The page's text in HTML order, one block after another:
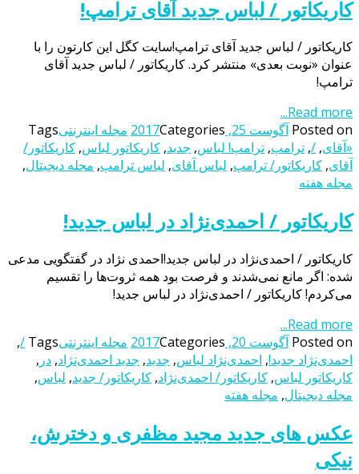
کاریکاتور / لباس جدید آقای ترامپ!
کاریکاتور / لباس جدید آقای ترامپ!سایت کگل این کارتون را با
عنوان «نوبت بعدی» منتشر کرد. کاریکاتور / لباس جدید آقای
ترامپ!
Read more...
Posted on آگوست 25, 2017 Categories مجله اینترنتیTags
«آقای,
/
, ترامپ, ترامپ! لباس, جدید, کاریکاتور لباس, کاریکاتور/
آقای, کاریکاتور/ ترامپ, لباس آقای, لباس ترامپ, مجله دیجیتال,
مجله هفته
کاریکاتور / احمدی‌نژاد در لباس جدید!
کاریکاتور / احمدی‌نژاد در لباس جدید!احمدی نژاد در گفتگویی مدعی
شده: اگر مانع نمی‌شدند و فرصت بود همه ثروت‌ها را تقسیم
می‌کردم! کاریکاتور / احمدی‌نژاد در لباس جدید!
Read more...
Posted on آگوست 20, 2017 Categories مجله اینترنتیTags
/
,
احمدی‌نژاد جدید!, احمدی‌نژاد لباس, جدید, جدید احمدی‌نژاد, در ,
کاریکاتور لباس, کاریکاتور/ احمدی‌نژاد, کاریکاتور/ جدید, لباس,
مجله دیجیتال, مجله هفته
عکس های جدید مجید مظفری و دخترش،
نیکی